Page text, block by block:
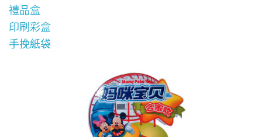
禮品盒
印刷彩盒
手挽紙袋